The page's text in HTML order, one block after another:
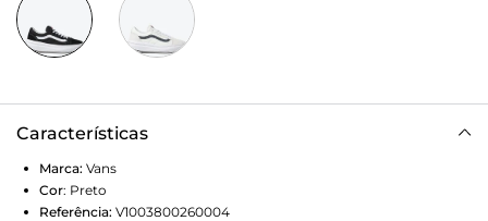
Características
Marca: Vans
Cor: Preto
Referência: V1003800260004